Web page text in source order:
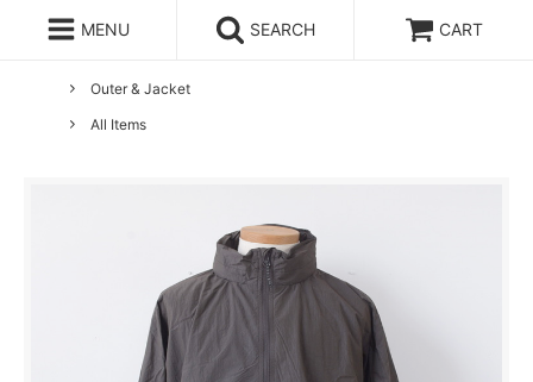
MENU SEARCH CART
Outer & Jacket
All Items